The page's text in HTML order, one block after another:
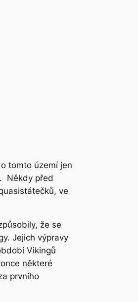
tomto území jen
Někdy před
ve
že se
Jejich výpravy
Vikingů
některé
prvního